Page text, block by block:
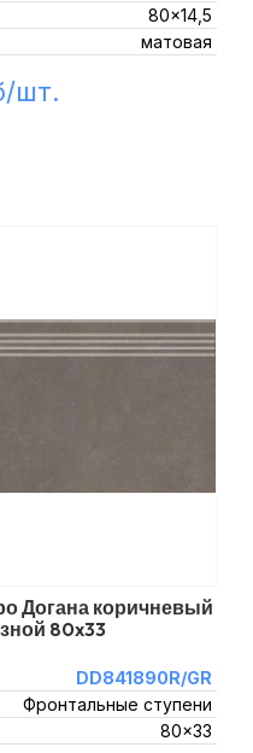
80x14,5
матовая
шт.
Догана коричневый
80x33
DD841890R/GR
Фронтальные ступени
80x33